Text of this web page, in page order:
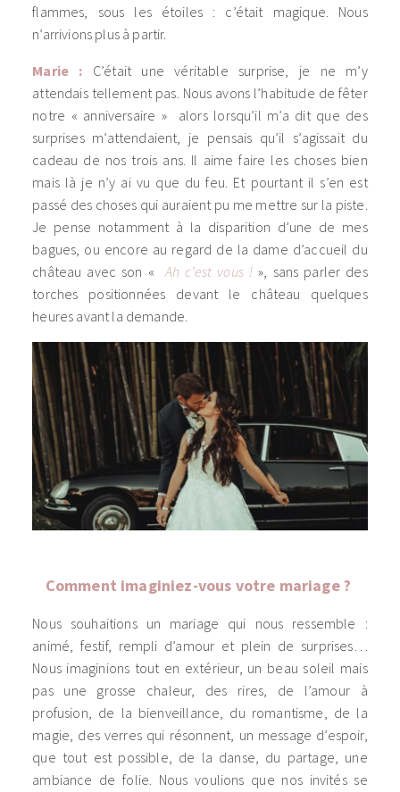
flammes, sous les étoiles : c’était magique. Nous
n’arrivions plus à partir.
Marie : C’était une véritable surprise, je ne m’y
attendais tellement pas. Nous avons l’habitude de fêter
notre « anniversaire » alors lorsqu’il m’a dit que des
surprises m’attendaient, je pensais qu’il s’agissait du
cadeau de nos trois ans. Il aime faire les choses bien
mais là je n’y ai vu que du feu. Et pourtant il s’en est
passé des choses qui auraient pu me mettre sur la piste.
Je pense notamment à la disparition d’une de mes
bagues, ou encore au regard de la dame d’accueil du
château avec son « Ah c’est vous !», sans parler des
torches positionnées devant le château quelques
heures avant la demande.
Comment imaginiez-vous votre mariage ?
Nous souhaitions un mariage qui nous ressemble :
animé, festif, rempli d’amour et plein de surprises…
Nous imaginions tout en extérieur, un beau soleil mais
pas une grosse chaleur, des rires, de l’amour à
profusion, de la bienveillance, du romantisme, de la
magie, des verres qui résonnent, un message d’espoir,
que tout est possible, de la danse, du partage, une
ambiance de folie. Nous voulions que nos invités se